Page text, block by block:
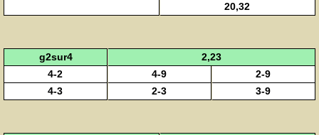
20,32
g2sur4
2,23
4-2
4-9
2-9
4-3
2-3 3-9